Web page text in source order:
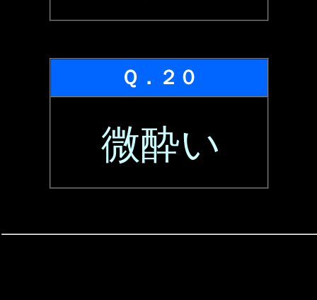
Ｑ．２０
微酔い